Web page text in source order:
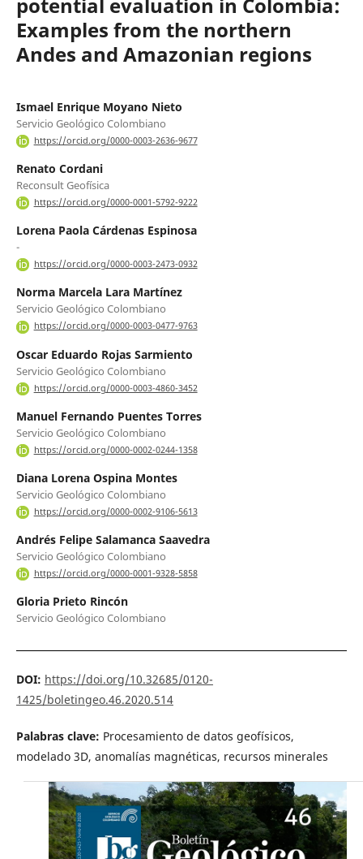
Examples from the northern
Andes and Amazonian regions
Ismael Enrique Moyano Nieto
Servicio Geológico Colombiano
https://orcid.org/0000-0003-2636-9677
Renato Cordani
Reconsult Geofísica
https://orcid.org/0000-0001-5792-9222
Lorena Paola Cárdenas Espinosa
-
https://orcid.org/0000-0003-2473-0932
Norma Marcela Lara Martínez
Servicio Geológico Colombiano
https://orcid.org/0000-0003-0477-9763
Oscar Eduardo Rojas Sarmiento
Servicio Geológico Colombiano
https://orcid.org/0000-0003-4860-3452
Manuel Fernando Puentes Torres
Servicio Geológico Colombiano
https://orcid.org/0000-0002-0244-1358
Diana Lorena Ospina Montes
Servicio Geológico Colombiano
https://orcid.org/0000-0002-9106-5613
Andrés Felipe Salamanca Saavedra
Servicio Geológico Colombiano
https://orcid.org/0000-0001-9328-5858
Gloria Prieto Rincón
Servicio Geológico Colombiano
DOI: https://doi.org/10.32685/0120-
1425/boletingeo.46.2020.514
Palabras clave: Procesamiento de datos geofísicos,
modelado 3D, anomalías magnéticas, recursos minerales